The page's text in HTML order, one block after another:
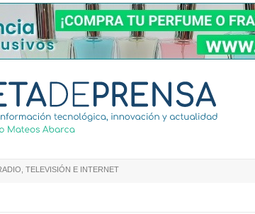
TELEVISIÓN E INTERNET